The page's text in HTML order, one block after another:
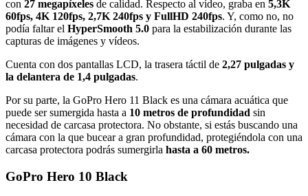
con 27 megapíxeles de calidad. Respecto al vídeo, graba en 5,3K
60fps, 4K 120fps, 2,7K 240fps y FullHD 240fps. Y, como no, no
podía faltar el HyperSmooth 5.0 para la estabilización durante las
capturas de imágenes y vídeos.
Cuenta con dos pantallas LCD, la trasera táctil de 2,27 pulgadas y
la delantera de 1,4 pulgadas.
Por su parte, la GoPro Hero 11 Black es una cámara acuática que
puede ser sumergida hasta a 10 metros de profundidad sin
necesidad de carcasa protectora. No obstante, si estás buscando una
cámara con la que bucear a gran profundidad, protegiéndola con una
carcasa protectora podrás sumergirla hasta a 60 metros.
GoPro Hero 10 Black